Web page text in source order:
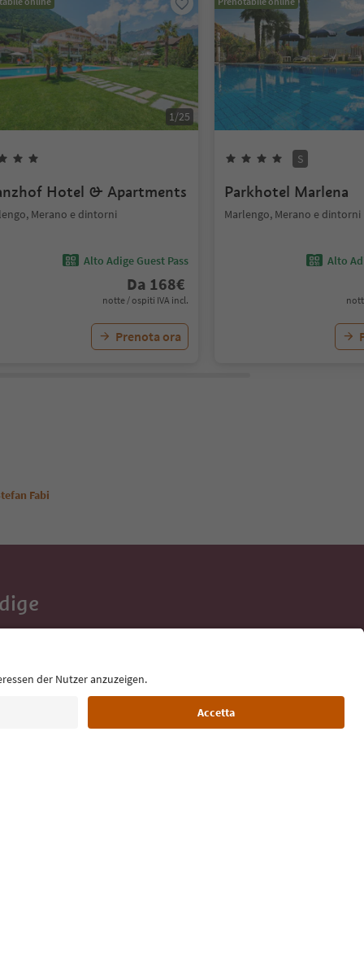
1/25
Hotel & Apartments
Merano e dintorni
Alto Adige Guest Pass
Da 168€
notte / ospiti IVA incl.
Prenota ora
S
Parkhotel Marlena
Marlengo, Merano e dintorni
Alto
Fabi